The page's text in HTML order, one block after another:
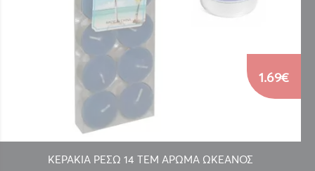
ΚΕΡΑΚΙΑ ΡΕΣΩ 14 ΤΕΜ ΑΡΩΜΑ ΩΚΕΑΝΟΣ
1.69€